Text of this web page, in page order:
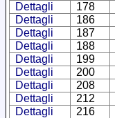
Dettagli
178
Dettagli
186
Dettagli
187
Dettagli
188
Dettagli
199
Dettagli
200
Dettagli
208
Dettagli
212
Dettagli
216